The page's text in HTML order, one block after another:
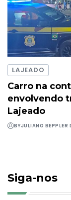
LAJEADO
Carro na
envolvendo
Lajeado
BYJULIANO BEPPLER
Siga-nos